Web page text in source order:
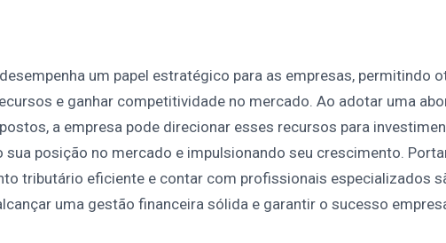
um papel estratégico para as empresas, permitindo
e ganhar competitividade no mercado. Ao adotar uma
a empresa pode direcionar esses recursos para
posição no mercado e impulsionando seu crescimento.
tributário eficiente e contar com profissionais especializados
uma gestão financeira sólida e garantir o sucesso